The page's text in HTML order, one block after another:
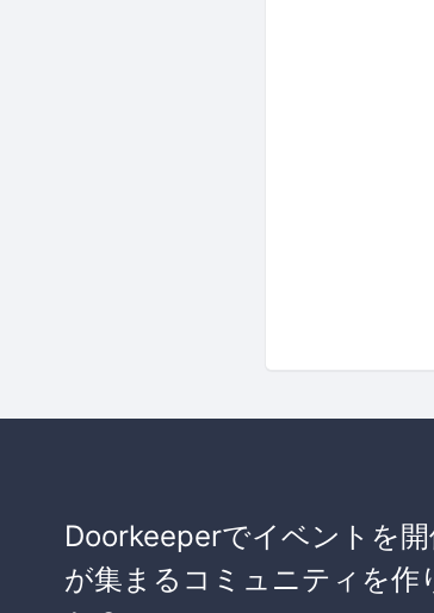
Doorkeeperでイベントを開
が集まるコミュニティを作